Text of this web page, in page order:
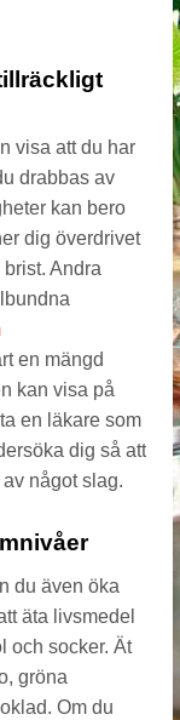
visa att du har
drabbas av
kan bero
dig överdrivet
Andra
en mängd
kan visa på
en läkare som
dig så att
något slag.
du även öka
äta livsmedel
och socker. Ät
gröna
Om du